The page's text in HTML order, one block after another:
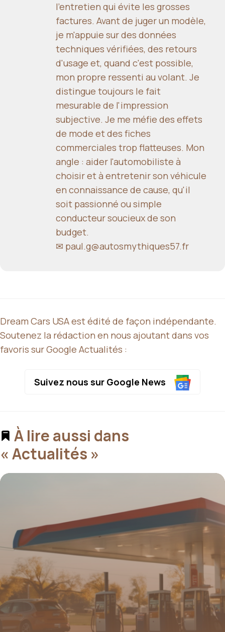
l'entretien qui évite les grosses
factures. Avant de juger un modèle,
je m'appuie sur des données
techniques vérifiées, des retours
d'usage et, quand c'est possible,
mon propre ressenti au volant. Je
distingue toujours le fait
mesurable de l'impression
subjective. Je me méfie des effets
de mode et des fiches
commerciales trop flatteuses. Mon
angle : aider l'automobiliste à
choisir et à entretenir son véhicule
en connaissance de cause, qu'il
soit passionné ou simple
conducteur soucieux de son
budget.
✉ paul.g@autosmythiques57.fr
Dream Cars USA est édité de façon indépendante.
Soutenez la rédaction en nous ajoutant dans vos
favoris sur Google Actualités :
Suivez nous sur Google News
À lire aussi dans
« Actualités »